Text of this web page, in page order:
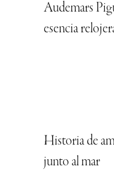
Audemars
esencia
Historia de
junto al mar